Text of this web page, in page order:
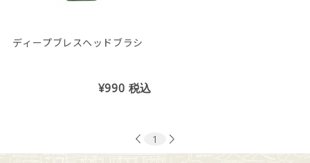
ディープブレスヘッドブラシ
¥990 税込
1